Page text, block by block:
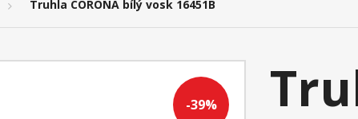
Truhla CORONA bílý vosk 16451B
-39%